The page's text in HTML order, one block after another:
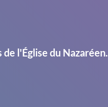
l'Église du Nazaréen.